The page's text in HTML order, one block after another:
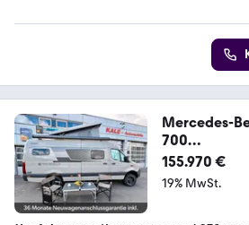
Mercedes-
700
155.970 €
19% MwSt.